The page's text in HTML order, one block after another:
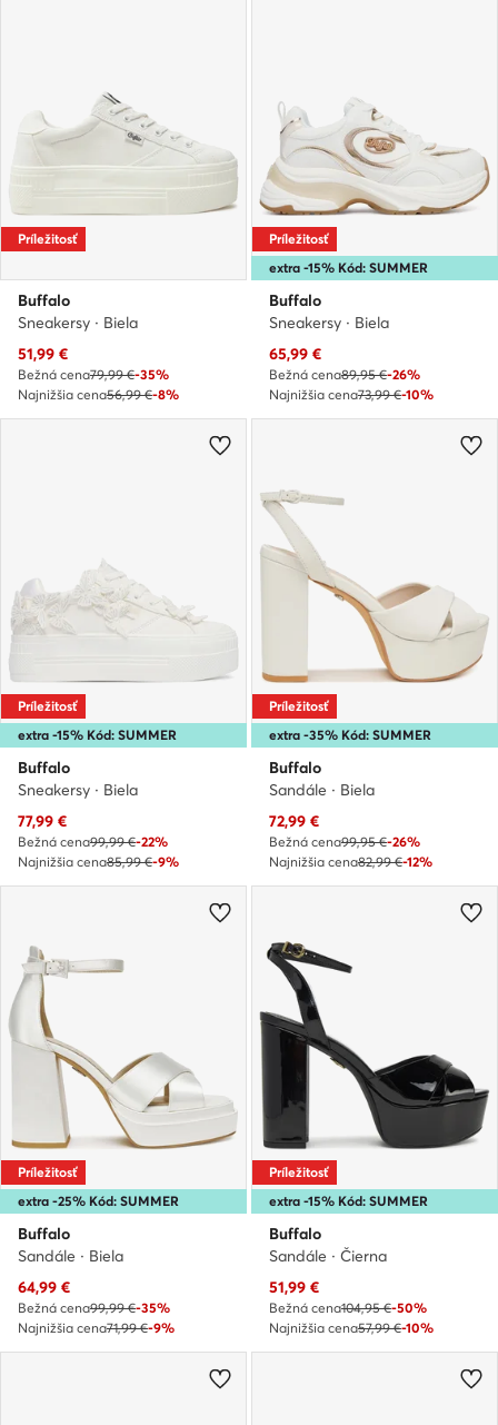
Príležitosť
Buffalo
Sneakersy · Biela
Aktuálna cena
51,99 €
Bežná cena79,99 €-35%
Najnižšia cena56,99 €-8%
extra -15% Kód: SUMMER
Príležitosť
Buffalo
Sneakersy · Biela
Aktuálna cena
65,99 €
Bežná cena89,95 €-26%
Najnižšia cena73,99 €-10%
extra -15% Kód: SUMMER
Príležitosť
Buffalo
Sneakersy · Biela
Aktuálna cena
77,99 €
Bežná cena99,99 €-22%
Najnižšia cena85,99 €-9%
extra -35% Kód: SUMMER
Príležitosť
Buffalo
Sandále · Biela
Aktuálna cena
72,99 €
Bežná cena99,95 €-26%
Najnižšia cena82,99 €-12%
extra -25% Kód: SUMMER
Príležitosť
Buffalo
Sandále · Biela
Aktuálna cena
64,99 €
Bežná cena99,99 €-35%
Najnižšia cena71,99 €-9%
extra -15% Kód: SUMMER
Príležitosť
Buffalo
Sandále · Čierna
Aktuálna cena
51,99 €
Bežná cena104,95 €-50%
Najnižšia cena57,99 €-10%